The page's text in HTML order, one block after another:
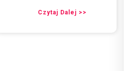
Czytaj Dalej >>